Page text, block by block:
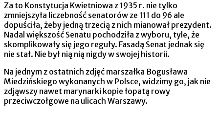
Za to Konstytucja Kwietniowa z 1935 r. nie tylko
zmniejszyła liczebność senatorów ze 111 do 96 ale
dopuściła, żeby jedną trzecią z nich mianował prezydent.
Nadal większość Senatu pochodziła z wyboru, tyle, że
skomplikowały się jego reguły. Fasadą Senat jednak się
nie stał. Nie był nią nią nigdy w swojej historii.
Na jednym z ostatnich zdjęć marszałka Bogusława
Miedzińskiego wykonanych w Polsce, widzimy go, jak nie
zdjąwszy nawet marynarki kopie łopatą rowy
przeciwczołgowe na ulicach Warszawy.